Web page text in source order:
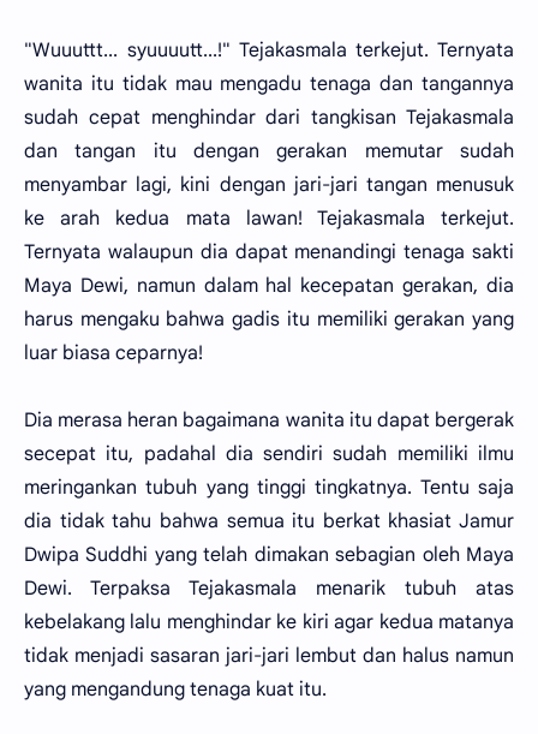
"Wuuuttt... syuuuutt...!" Tejakasmala terkejut. Ternyata
wanita itu tidak mau mengadu tenaga dan tangannya
sudah cepat menghindar dari tangkisan Tejakasmala
dan tangan itu dengan gerakan memutar sudah
menyambar lagi, kini dengan jari-jari tangan menusuk
ke arah kedua mata lawan! Tejakasmala terkejut.
Ternyata walaupun dia dapat menandingi tenaga sakti
Maya Dewi, namun dalam hal kecepatan gerakan, dia
harus mengaku bahwa gadis itu memiliki gerakan yang
luar biasa ceparnya!
Dia merasa heran bagaimana wanita itu dapat bergerak
secepat itu, padahal dia sendiri sudah memiliki ilmu
meringankan tubuh yang tinggi tingkatnya. Tentu saja
dia tidak tahu bahwa semua itu berkat khasiat Jamur
Dwipa Suddhi yang telah dimakan sebagian oleh Maya
Dewi. Terpaksa Tejakasmala menarik tubuh atas
kebelakang lalu menghindar ke kiri agar kedua matanya
tidak menjadi sasaran jari-jari lembut dan halus namun
yang mengandung tenaga kuat itu.